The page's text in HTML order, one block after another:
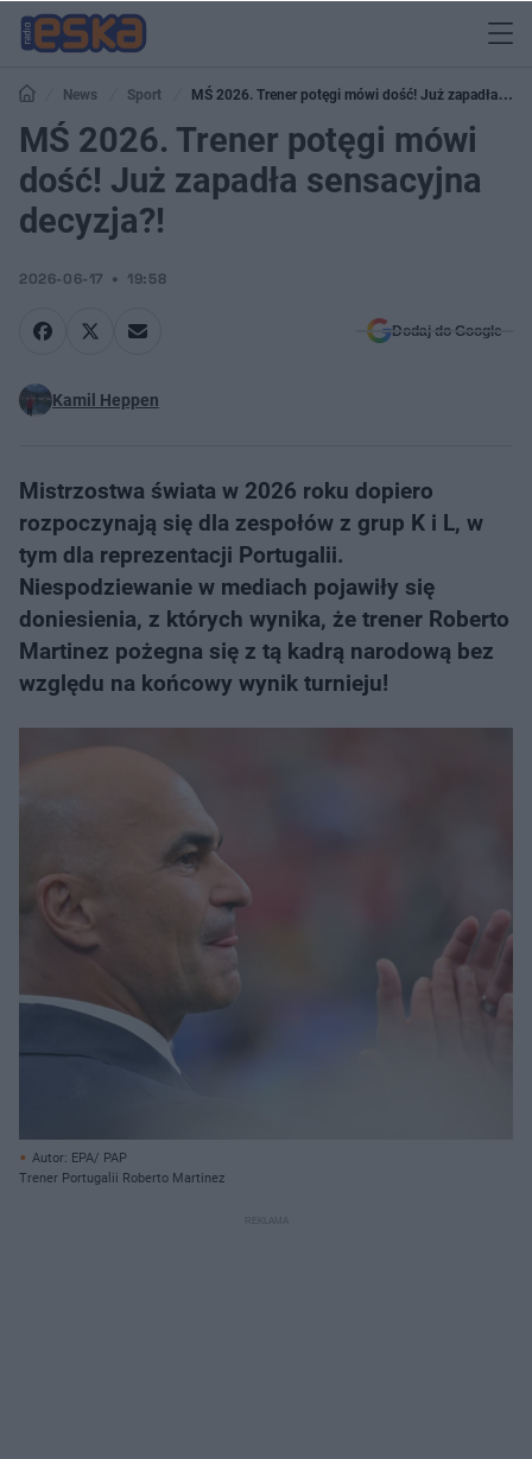
News Sport
MŚ 2026. Trener potęgi mówi dość! Już zapadła
sensacyjna decyzja?!
MŚ 2026. Trener potęgi mówi
dość! Już zapadła sensacyjna
decyzja?!
2026-06-17 19:58
Dodaj do Google
Kamil Heppen
Mistrzostwa świata w 2026 roku dopiero
rozpoczynają się dla zespołów z grup K i L, w
tym dla reprezentacji Portugalii.
Niespodziewanie w mediach pojawiły się
doniesienia, z których wynika, że trener Roberto
Martinez pożegna się z tą kadrą narodową bez
względu na końcowy wynik turnieju!
Autor: EPA/ PAP
Trener Portugalii Roberto Martinez